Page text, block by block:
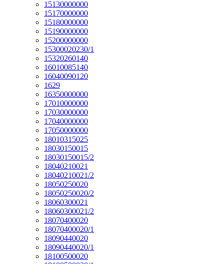
15130000000
15170000000
15180000000
15190000000
15200000000
15300020230/1
15320260140
16010085140
16040090120
1629
16350000000
17010000000
17030000000
17040000000
17050000000
18010315025
18030150015
18030150015/2
18040210021
18040210021/2
18050250020
18050250020/2
18060300021
18060300021/2
18070400020
18070400020/1
18090440020
18090440020/1
18100500020